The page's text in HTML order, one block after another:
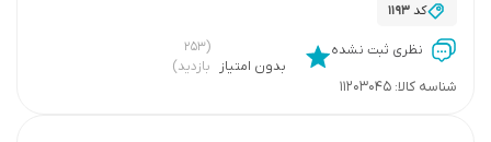
کد1193
نظری ثبت نشده
بدون امتیاز
(۲۵۳
بازدید)
شناسه کالا: 11203045